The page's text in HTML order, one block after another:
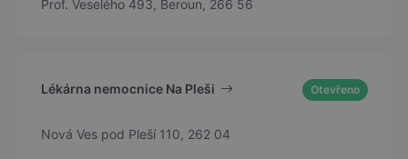
Prof. Veselého 493, Beroun, 266 56
Lékárna nemocnice Na Pleši Otevřeno
Nová Ves pod Pleší 110, 262 04